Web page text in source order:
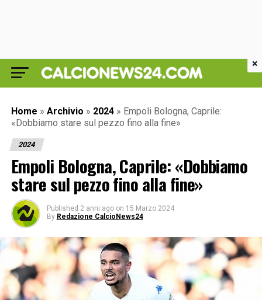
Home » Archivio » 2024 » Empoli Bologna, Caprile:
«Dobbiamo stare sul pezzo fino alla fine»
2024
Empoli Bologna, Caprile: «Dobbiamo
stare sul pezzo fino alla fine»
Published 2 anni ago on 15 Marzo 2024
By Redazione CalcioNews24
×